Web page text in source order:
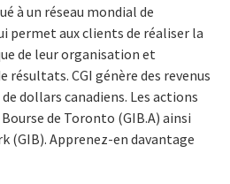
à un réseau mondial de
permet aux clients de réaliser la
de leur organisation et
CGI génère des revenus
dollars canadiens. Les actions
de Toronto (GIB.A) ainsi
(GIB). Apprenez-en davantage